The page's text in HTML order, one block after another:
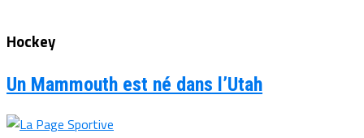
Hockey
Un Mammouth est né dans l’Utah